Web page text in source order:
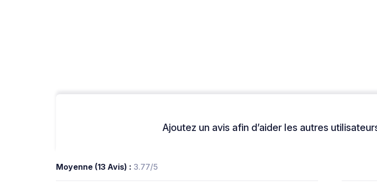
Ajoutez un avis afin d’aider les autres
Moyenne (13 Avis) : 3.77/5